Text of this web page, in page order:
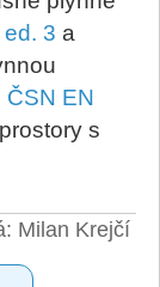
3 a
ČSN EN
s
Milan Krejčí